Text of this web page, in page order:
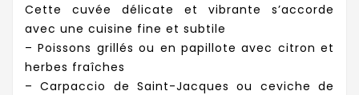
Cette cuvée délicate et vibrante s’accorde
avec une cuisine fine et subtile
– Poissons grillés ou en papillote avec citron et
herbes fraîches
– Carpaccio de Saint-Jacques ou ceviche de